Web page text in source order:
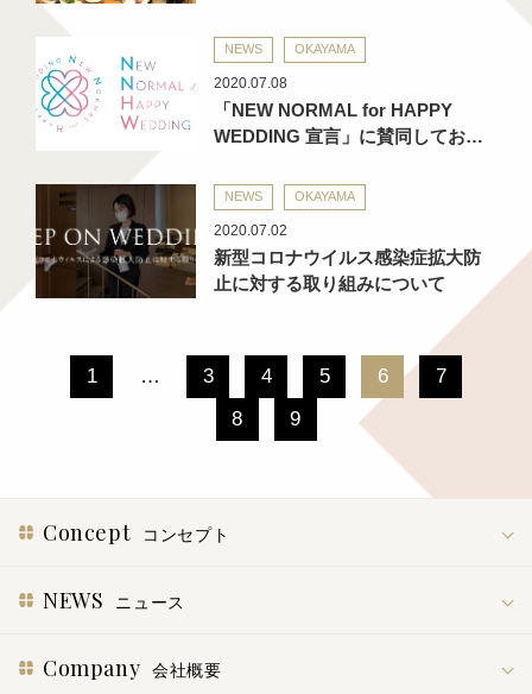
NEWS OKAYAMA
2020.07.08
「NEW NORMAL for HAPPY
WEDDING 宣言」に賛同してお…
NEWS OKAYAMA
2020.07.02
新型コロナウイルス感染症拡大防
止に対する取り組みについて
1 … 3 4 5 6
7
8
9
Concept コンセプト
NEWS ニュース
Company 会社概要